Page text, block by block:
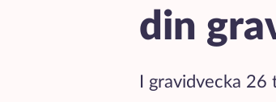
din
I gravidvecka